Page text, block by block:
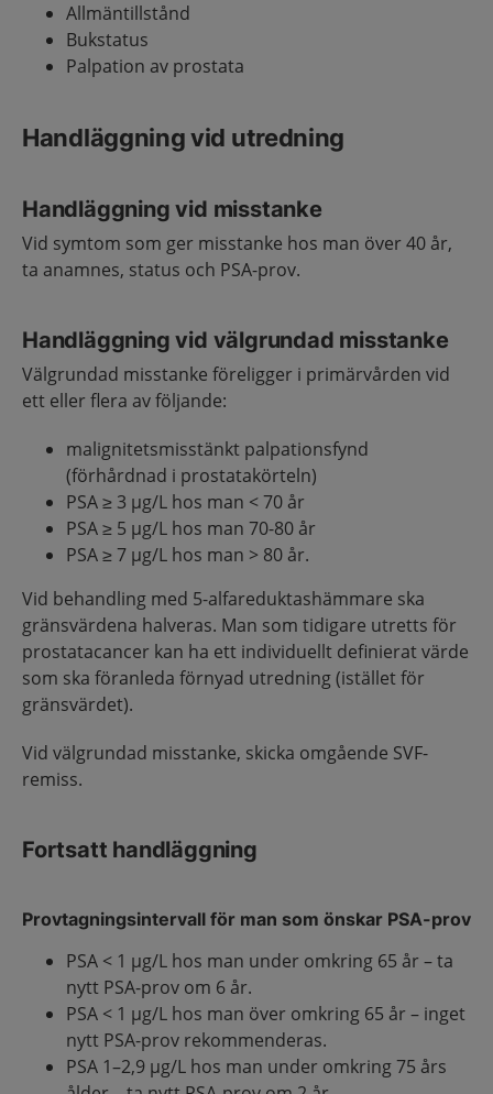
Allmäntillstånd
Bukstatus
Palpation av prostata
Handläggning vid utredning
Handläggning vid misstanke
Vid symtom som ger misstanke hos man över 40 år,
ta anamnes, status och PSA-prov.
Handläggning vid välgrundad misstanke
Välgrundad misstanke föreligger i primärvården vid
ett eller flera av följande:
malignitetsmisstänkt palpationsfynd
(förhårdnad i prostatakörteln)
PSA ≥ 3 µg/L hos man < 70 år
PSA ≥ 5 µg/L hos man 70-80 år
PSA ≥ 7 µg/L hos man > 80 år.
Vid behandling med 5-alfareduktashämmare ska
gränsvärdena halveras. Man som tidigare utretts för
prostatacancer kan ha ett individuellt definierat värde
som ska föranleda förnyad utredning (istället för
gränsvärdet).
Vid välgrundad misstanke, skicka omgående SVF-
remiss.
Fortsatt handläggning
Provtagningsintervall för man som önskar PSA-prov
PSA < 1 µg/L hos man under omkring 65 år – ta
nytt PSA-prov om 6 år.
PSA < 1 µg/L hos man över omkring 65 år – inget
nytt PSA-prov rekommenderas.
PSA 1–2,9 µg/L hos man under omkring 75 års